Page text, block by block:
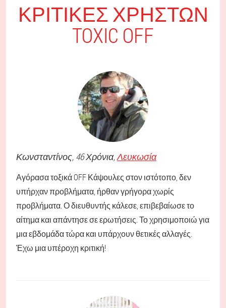
ΚΡΙΤΙΚΈΣ ΧΡΗΣΤΏΝ
TOXIC OFF
Κωνσταντίνος, 46 Χρόνια,Λευκωσία
Αγόρασα τοξικά OFF Κάψουλες στον ιστότοπο, δεν
υπήρχαν προβλήματα, ήρθαν γρήγορα χωρίς
προβλήματα. Ο διευθυντής κάλεσε, επιβεβαίωσε το
αίτημα και απάντησε σε ερωτήσεις. Το χρησιμοποιώ για
μια εβδομάδα τώρα και υπάρχουν θετικές αλλαγές.
Έχω μια υπέροχη κριτική!